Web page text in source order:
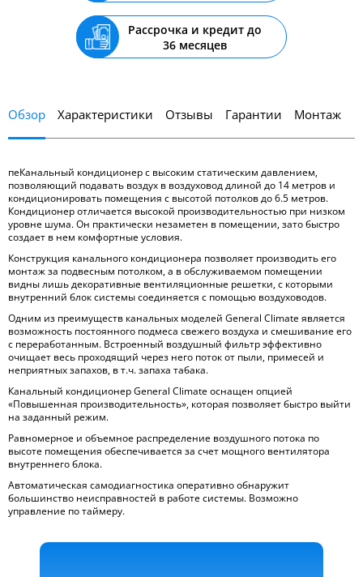
Рассрочка и кредит до
36 месяцев
Обзор Характеристики Отзывы Гарантии Монтаж
пеКанальный кондиционер с высоким статическим давлением,
позволяющий подавать воздух в воздуховод длиной до 14 метров и
кондиционировать помещения с высотой потолков до 6.5 метров.
Кондиционер отличается высокой производительностью при низком
уровне шума. Он практически незаметен в помещении, зато быстро
создает в нем комфортные условия.
Конструкция канального кондиционера позволяет производить его
монтаж за подвесным потолком, а в обслуживаемом помещении
видны лишь декоративные вентиляционные решетки, с которыми
внутренний блок системы соединяется с помощью воздуховодов.
Одним из преимуществ канальных моделей General Climate является
возможность постоянного подмеса свежего воздуха и смешивание его
с переработанным. Встроенный воздушный фильтр эффективно
очищает весь проходящий через него поток от пыли, примесей и
неприятных запахов, в т.ч. запаха табака.
Канальный кондиционер General Climate оснащен опцией
«Повышенная производительность», которая позволяет быстро выйти
на заданный режим.
Равномерное и объемное распределение воздушного потока по
высоте помещения обеспечивается за счет мощного вентилятора
внутреннего блока.
Автоматическая самодиагностика оперативно обнаружит
большинство неисправностей в работе системы. Возможно
управление по таймеру.